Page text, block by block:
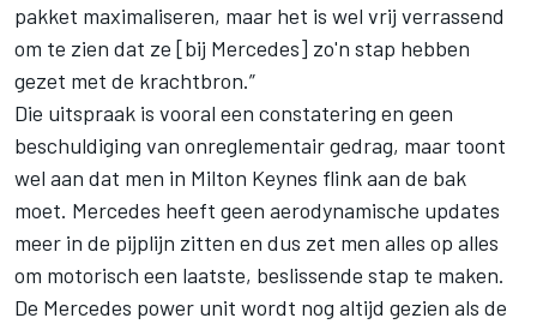
pakket maximaliseren, maar het is wel vrij verrassend
om te zien dat ze [bij Mercedes] zo'n stap hebben
gezet met de krachtbron.”
Die uitspraak is vooral een constatering en geen
beschuldiging van onreglementair gedrag, maar toont
wel aan dat men in Milton Keynes flink aan de bak
moet. Mercedes heeft geen aerodynamische updates
meer in de pijplijn zitten en dus zet men alles op alles
om motorisch een laatste, beslissende stap te maken.
De Mercedes power unit wordt nog altijd gezien als de